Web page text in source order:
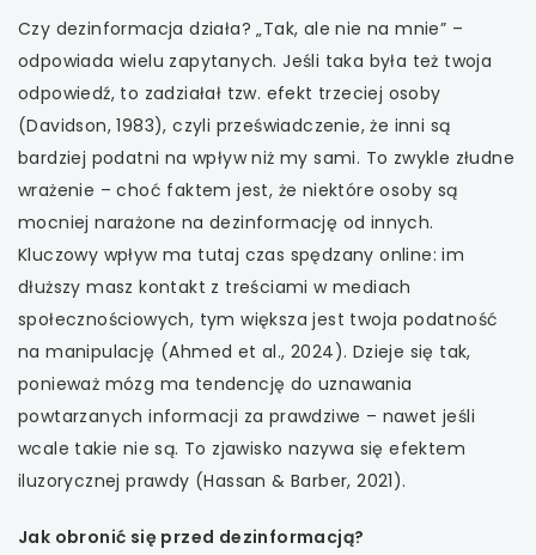
uwaga, link otwiera się w nowej karcie
uwaga, link otwiera się w nowej karcie
uwaga, link otwiera się w nowej karcie
uwaga, link otwiera się w nowej karcie
uwaga, link otwiera się w nowej karcie
Czy dezinformacja działa? „Tak, ale nie na mnie” –
odpowiada wielu zapytanych. Jeśli taka była też twoja
odpowiedź, to zadziałał tzw. efekt trzeciej osoby
(Davidson, 1983), czyli przeświadczenie, że inni są
bardziej podatni na wpływ niż my sami. To zwykle złudne
wrażenie – choć faktem jest, że niektóre osoby są
mocniej narażone na dezinformację od innych.
Kluczowy wpływ ma tutaj czas spędzany online: im
dłuższy masz kontakt z treściami w mediach
społecznościowych, tym większa jest twoja podatność
na manipulację (Ahmed et al., 2024). Dzieje się tak,
ponieważ mózg ma tendencję do uznawania
powtarzanych informacji za prawdziwe – nawet jeśli
wcale takie nie są. To zjawisko nazywa się efektem
iluzorycznej prawdy (Hassan & Barber, 2021).
Jak obronić się przed dezinformacją?